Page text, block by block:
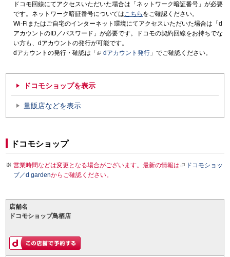
ドコモ回線にてアクセスいただいた場合は「ネットワーク暗証番号」が必要
です。ネットワーク暗証番号についてはこちら をご確認ください。
Wi-Fiまたはご自宅のインターネット環境にてアクセスいただいた場合は「d
アカウントのID／パスワード」が必要です。ドコモの契約回線をお持ちでな
い方も、dアカウントの発行が可能です。
dアカウントの発行・確認は「
dアカウント発行 」でご確認ください。
ドコモショップを表示
量販店などを表示
ドコモショップ
営業時間などは変更となる場合がございます。最新の情報は
ドコモショッ
プ／d gardenからご確認ください。
店舗名
ドコモショップ鳥栖店